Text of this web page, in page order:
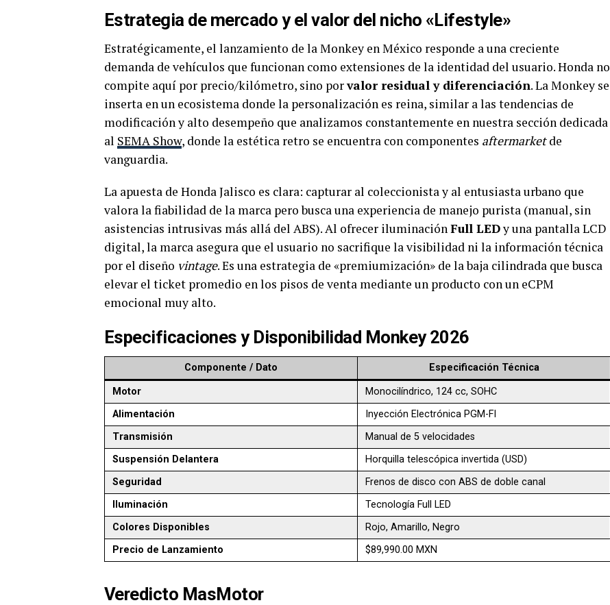
Estrategia de mercado y el valor del nicho «Lifestyle»
Estratégicamente, el lanzamiento de la Monkey en México responde a una creciente
demanda de vehículos que funcionan como extensiones de la identidad del usuario. Honda no
compite aquí por precio/kilómetro, sino porvalor residual y diferenciación. La Monkey se
inserta en un ecosistema donde la personalización es reina, similar a las tendencias de
modificación y alto desempeño que analizamos constantemente en nuestra sección dedicada
al SEMA Show, donde la estética retro se encuentra con componentes aftermarketde
vanguardia.
La apuesta de Honda Jalisco es clara: capturar al coleccionista y al entusiasta urbano que
valora la fiabilidad de la marca pero busca una experiencia de manejo purista (manual, sin
asistencias intrusivas más allá del ABS). Al ofrecer iluminaciónFull LEDy una pantalla LCD
digital, la marca asegura que el usuario no sacrifique la visibilidad ni la información técnica
por el diseño vintage. Es una estrategia de «premiumización» de la baja cilindrada que busca
elevar el ticket promedio en los pisos de venta mediante un producto con un eCPM
emocional muy alto.
Especificaciones y Disponibilidad Monkey 2026
Componente / Dato Especificación Técnica
Motor
Monocilíndrico, 124 cc, SOHC
Alimentación
Inyección Electrónica PGM-FI
Transmisión
Manual de 5 velocidades
Suspensión Delantera
Horquilla telescópica invertida (USD)
Seguridad
Frenos de disco con ABS de doble canal
Iluminación
Tecnología Full LED
Colores Disponibles
Rojo, Amarillo, Negro
Precio de Lanzamiento
$89,990.00 MXN
Veredicto MasMotor